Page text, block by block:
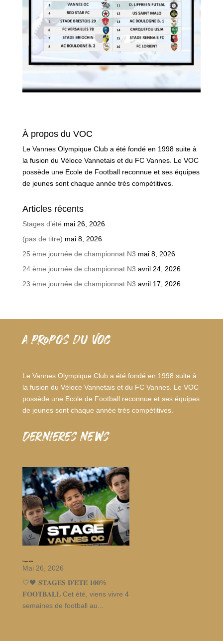
À propos du VOC
Le Vannes Olympique Club a été fondé en 1998 suite à
la fusion du Véloce Vannetais et du FC Vannes. Le VOC
possède une Ecole de Football reconnue et ses équipes
de jeunes sont chaque année très compétitives.
Articles récents
Stages d’été mai 26, 2026
(pas de titre) mai 8, 2026
25 ème journée de championnat N3 mai 8, 2026
24 ème journée de championnat N3 avril 24, 2026
23 ème journée de championnat N3 avril 17, 2026
A PROPOS DU VOC
Le Vannes Olympique Club a été fondé en 1998 suite à
la fusion du Véloce Vannetais et du FC Vannes. Le VOC
possède une Ecole de Football reconnue et ses équipes
de jeunes sont chaque année très compétitives.
dernieres news
Stages d’été
Mai 26, 2026
🤍🖤 𝐒𝐓𝐀𝐆𝐄𝐒 𝐃’𝐄́𝐓𝐄́ 𝟏𝟎𝟎%
𝐅𝐎𝐎𝐓𝐁𝐀𝐋𝐋 Cet été, viens vivre 4
semaines de football au...